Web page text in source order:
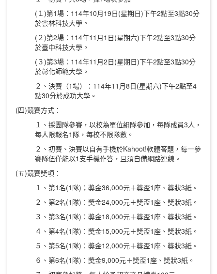
(１)第1場：114年10月19日(星期日)下午2點至3點30分
於雲林科技大學。
(２)第2場：114年11月1日(星期六)下午2點至3點30分
於臺中科技大學。
(３)第3場：114年11月2日(星期日)下午2點至3點30分
於彰化師範大學。
２、決賽（1場）：114年11月8日(星期六)下午2點至4
點30分於成功大學。
(四)競賽方式：
１、採團隊參賽，以校為單位組隊參加，每隊成員3人，
每人限報名1隊，每校不限隊數。
２、初賽、決賽以自有手機於Kahoot!軟體答題，每一參
賽隊伍僅能以1支手機作答，且須自備網路連線。
(五)競賽奬項：
１、第1名(1隊)；奬金36,000元＋奬盃1座、奬狀3紙。
２、第2名(1隊)：奬金24,000元＋奬盃1座、奬狀3紙。
３、第3名(1隊)：奬金18,000元＋奬盃1座、奬狀3紙。
４、第4名(1隊)：奬金15,000元＋奬盃1座、奬狀3紙。
５、第5名(1隊)：奬金12,000元＋奬盃1座、奬狀3紙。
６、第6名(1隊)：奬金9,000元＋奬盃1座、奬狀3紙。